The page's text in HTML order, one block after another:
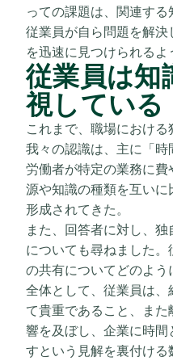
っての課題は、関連す
従業員が自ら問題を解
を迅速に見つけられるよ
従業員は知
視している
これまで、職場におけ
我々の認識は、主に「
労働者が特定の業務に
源や知識の種類を互い
形成されてきた。
また、回答者に対し、
についても尋ねました
の共有についてどのよう
全体として、従業員は
て貴重であること、ま
響を及ぼし、企業に時
すという見解を裏付ける